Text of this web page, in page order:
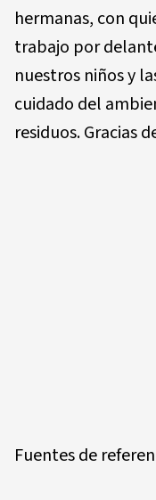
hermanas, con
trabajo por
nuestros niños y
cuidado del
residuos. Gracias
Fuentes de